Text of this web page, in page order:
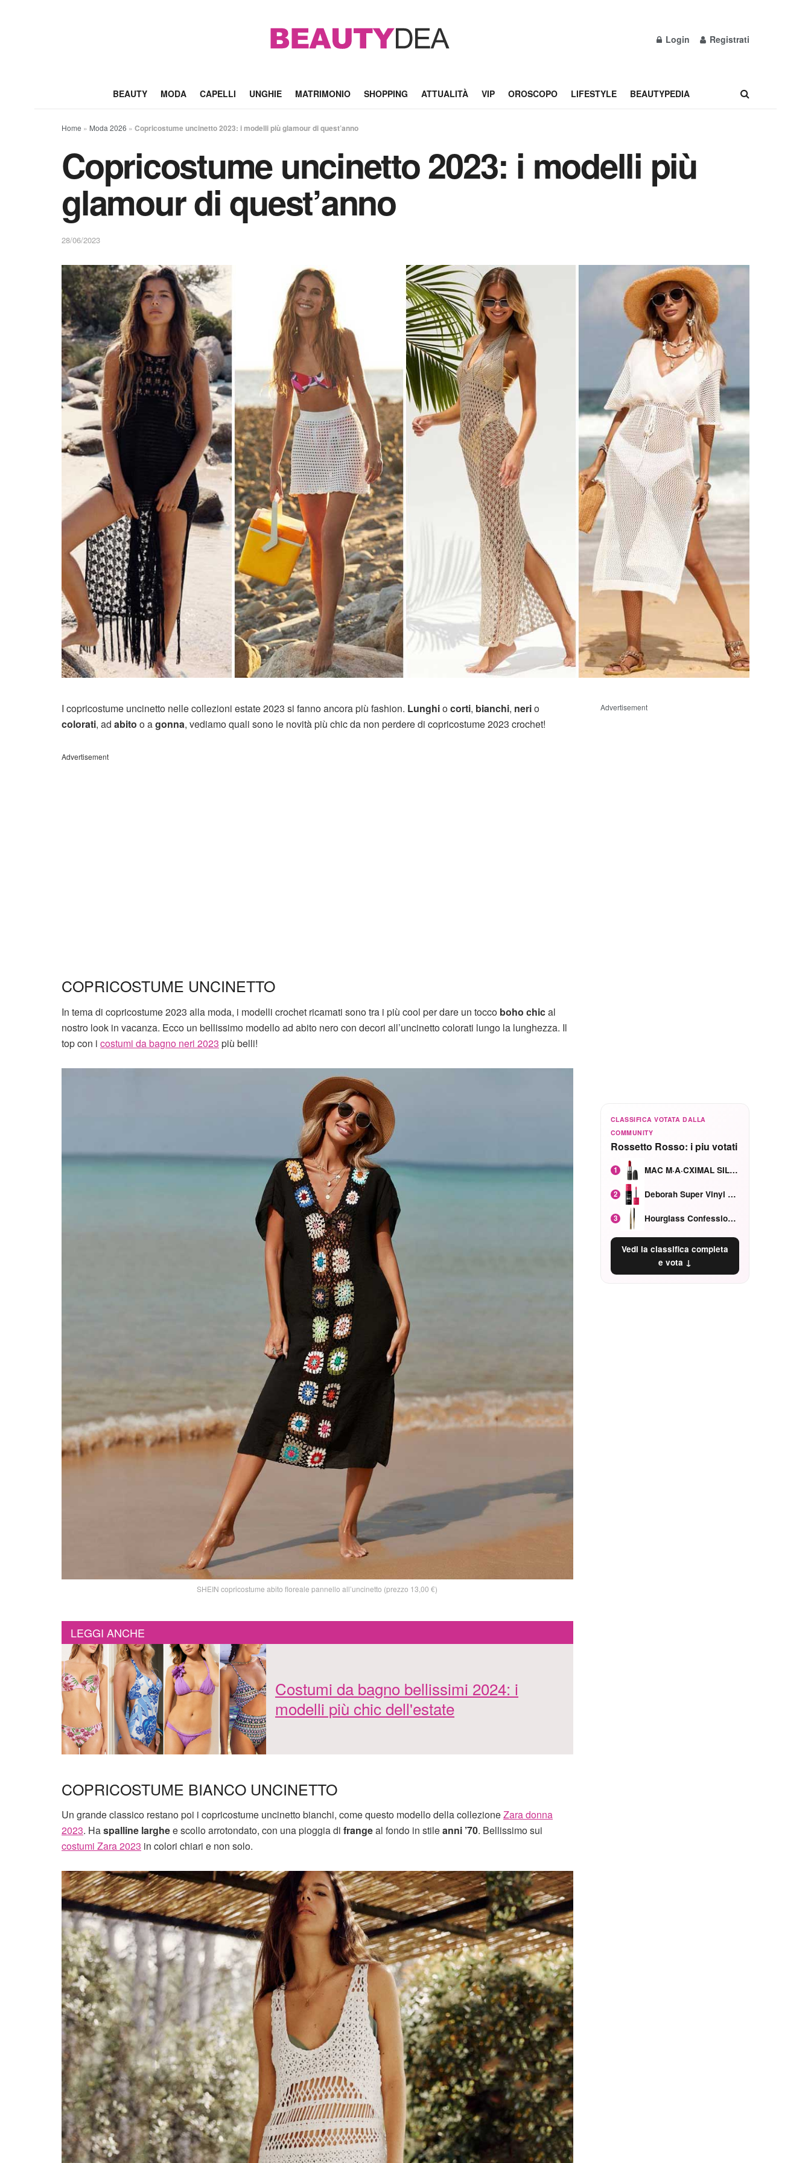
Login Registrati
BEAUTY MODA CAPELLI UNGHIE MATRIMONIO SHOPPING ATTUALITÀ VIP OROSCOPO LIFESTYLE BEAUTYPEDIA
Home » Moda 2026 » Copricostume uncinetto 2023: i modelli più glamour di quest’anno
Copricostume uncinetto 2023: i modelli più
glamour di quest’anno
28/06/2023
I copricostume uncinetto nelle collezioni estate 2023 si fanno ancora più fashion. Lunghiocorti, bianchi, nerio
colorati, ad abito o agonna, vediamo quali sono le novità più chic da non perdere di copricostume 2023 crochet!
Advertisement
COPRICOSTUME UNCINETTO
In tema di copricostume 2023 alla moda, i modelli crochet ricamati sono tra i più cool per dare un tocco boho chical
nostro look in vacanza. Ecco un bellissimo modello ad abito nero con decori all’uncinetto colorati lungo la lunghezza. Il
top con i costumi da bagno neri 2023 più belli!
SHEIN copricostume abito floreale pannello all’uncinetto (prezzo 13,00 €)
LEGGI ANCHE
Costumi da bagno bellissimi 2024: i
modelli più chic dell'estate
COPRICOSTUME BIANCO UNCINETTO
Un grande classico restano poi i copricostume uncinetto bianchi, come questo modello della collezioneZara donna
2023. Haspalline larghee scollo arrotondato, con una pioggia di frangeal fondo in stileanni ’70. Bellissimo sui
costumi Zara 2023 in colori chiari e non solo.
Advertisement
CLASSIFICA VOTATA DALLA
COMMUNITY
Rossetto Rosso: i piu votati
1 MAC M·A·CXIMAL SILKY MATTE Red Rock mat
2 Deborah Super Vinyl Shake Rosa Ciliegia
3 Hourglass Confession Ricaricabile Ultra Preciso Ad Alta Intensità Secretly Classic Red
Vedi la classifica completa
e vota ↓